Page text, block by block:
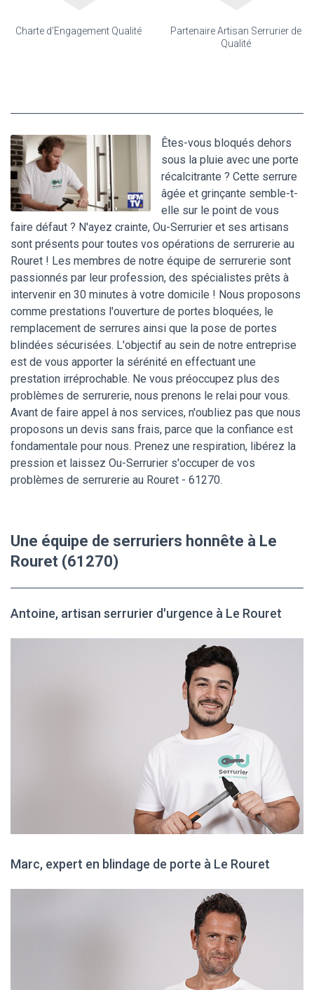
Charte d'Engagement Qualité
Partenaire Artisan Serrurier de
Qualité
Êtes-vous bloqués dehors
sous la pluie avec une porte
récalcitrante ? Cette serrure
âgée et grinçante semble-t-
elle sur le point de vous
faire défaut ? N'ayez crainte, Ou-Serrurier et ses artisans
sont présents pour toutes vos opérations de serrurerie au
Rouret ! Les membres de notre équipe de serrurerie sont
passionnés par leur profession, des spécialistes prêts à
intervenir en 30 minutes à votre domicile ! Nous proposons
comme prestations l'ouverture de portes bloquées, le
remplacement de serrures ainsi que la pose de portes
blindées sécurisées. L'objectif au sein de notre entreprise
est de vous apporter la sérénité en effectuant une
prestation irréprochable. Ne vous préoccupez plus des
problèmes de serrurerie, nous prenons le relai pour vous.
Avant de faire appel à nos services, n'oubliez pas que nous
proposons un devis sans frais, parce que la confiance est
fondamentale pour nous. Prenez une respiration, libérez la
pression et laissez Ou-Serrurier s'occuper de vos
problèmes de serrurerie au Rouret - 61270.
Une équipe de serruriers honnête à Le
Rouret (61270)
Antoine, artisan serrurier d'urgence à Le Rouret
Marc, expert en blindage de porte à Le Rouret